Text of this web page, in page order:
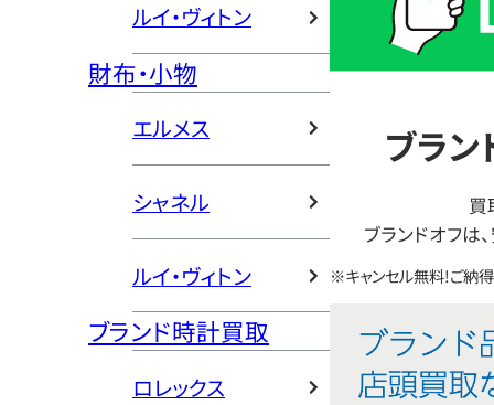
ルイ・ヴィトン
財布・小物
エルメス
シャネル
ルイ・ヴィトン
ブランド時計買取
ロレックス
は
LINE
査
ブラ
買
ブランドオフは
※キャンセル無料!ご納